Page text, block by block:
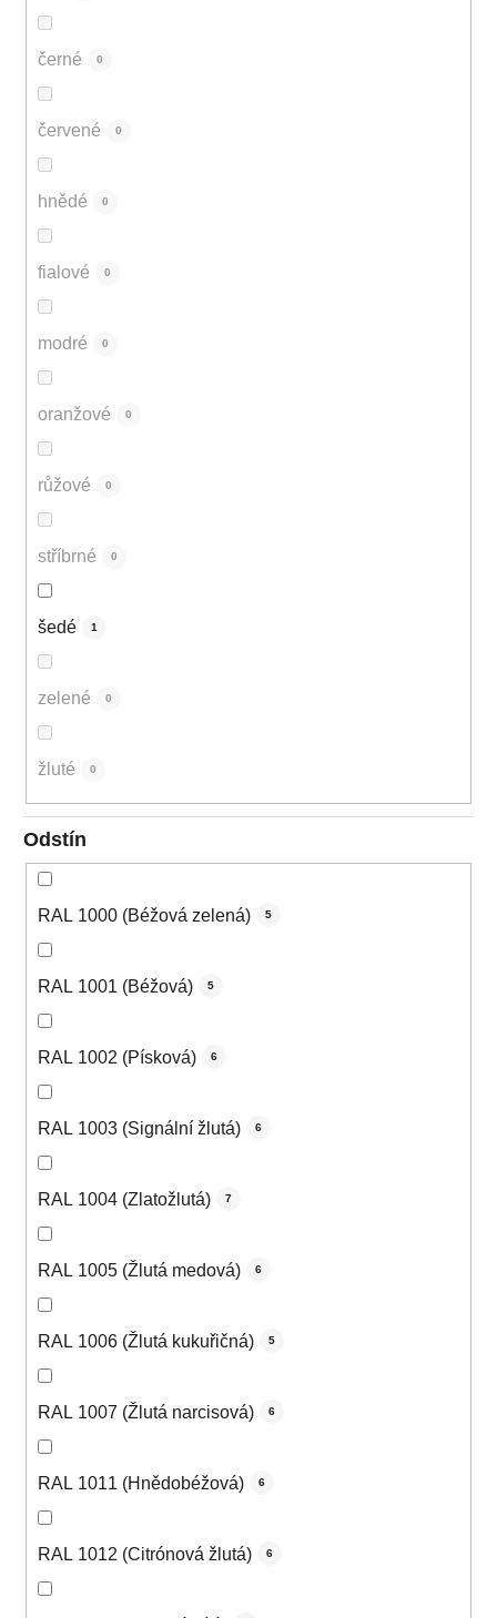
černé 0
červené 0
hnědé 0
fialové 0
modré 0
oranžové 0
růžové 0
stříbrné 0
šedé 1
zelené 0
žluté 0
Odstín
RAL 1000 (Béžová zelená) 5
RAL 1001 (Béžová) 5
RAL 1002 (Písková) 6
RAL 1003 (Signální žlutá) 6
RAL 1004 (Zlatožlutá) 7
RAL 1005 (Žlutá medová) 6
RAL 1006 (Žlutá kukuřičná) 5
RAL 1007 (Žlutá narcisová) 6
RAL 1011 (Hnědobéžová) 6
RAL 1012 (Citrónová žlutá) 6